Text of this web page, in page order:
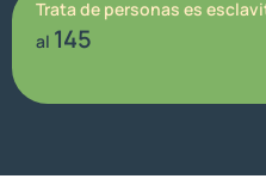
Trata de personas es
al 145